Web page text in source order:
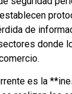
de
donde
es la